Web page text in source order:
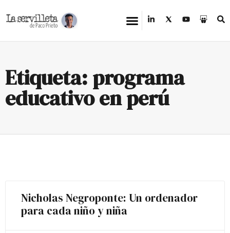
Etiqueta: programa
educativo en perú
Nicholas Negroponte: Un ordenador
para cada niño y niña